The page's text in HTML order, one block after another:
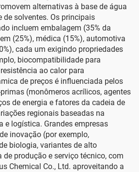
alternativas à base de água
de solventes. Os principais
incluem embalagem (35% da
(25%), médica (15%), automotiva
cada um exigindo propriedades
biocompatibilidade para
ao calor para
de preços é influenciada pelos
(monômeros acrílicos, agentes
de energia e fatores da cadeia de
regionais baseadas na
e logística. Grandes empresas
inovação (por exemplo,
biologia, variantes de alto
de produção e serviço técnico, com
Chemical Co., Ltd. aproveitando a